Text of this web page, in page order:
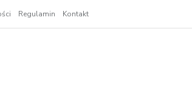
Regulamin Kontakt